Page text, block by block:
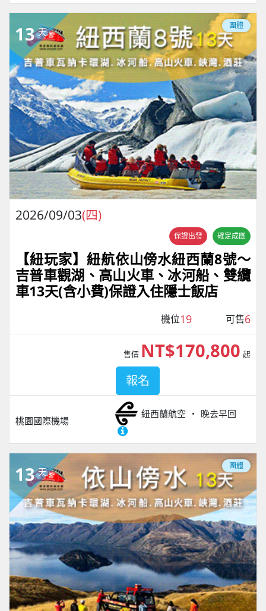
13 天
團體
2026/09/03(四)
保證出發 確定成團
【紐玩家】紐航依山傍水紐西蘭8號～
吉普車觀湖、高山火車、冰河船、雙纜
車13天(含小費)保證入住隱士飯店
機位19 可售6
桃園國際機場
紐西蘭航空 晚去早回
售價 NT$170,800 起
報名
13 天
團體